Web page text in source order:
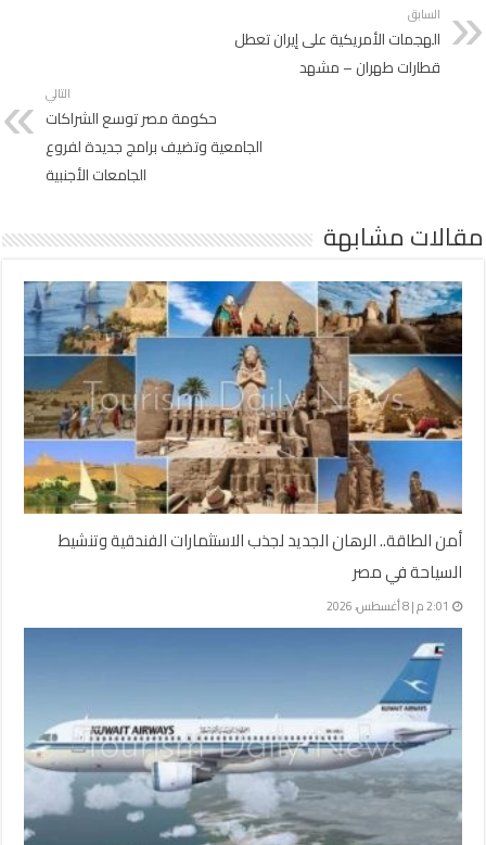
السابق
الهجمات الأمريكية على إيران تعطل
قطارات طهران – مشهد
التالي
حكومة مصر توسع الشراكات
الجامعية وتضيف برامج جديدة لفروع
الجامعات الأجنبية
مقالات مشابهة
أمن الطاقة.. الرهان الجديد لجذب الاستثمارات الفندقية وتنشيط
السياحة في مصر
2:01 م | 8 أغسطس، 2026